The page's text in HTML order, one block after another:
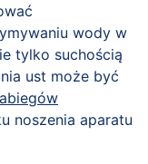
wody w
tylko suchością
ust może być
noszenia aparatu